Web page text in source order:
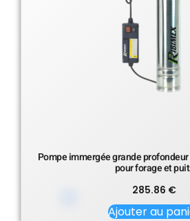
Pompe immergée grande
pour forage et
285.86 €
Ajouter au